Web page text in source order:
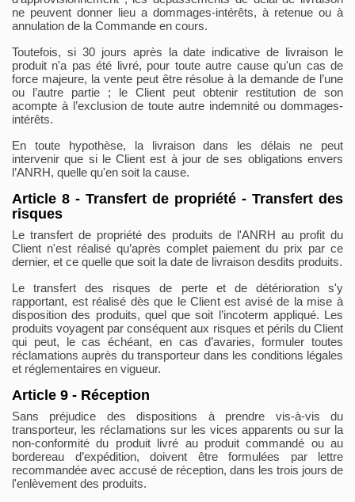
ne peuvent donner lieu a dommages-intérêts, à retenue ou à
annulation de la Commande en cours.
Toutefois, si 30 jours après la date indicative de livraison le
produit n'a pas été livré, pour toute autre cause qu'un cas de
force majeure, la vente peut être résolue à la demande de l’une
ou l’autre partie ; le Client peut obtenir restitution de son
acompte à l’exclusion de toute autre indemnité ou dommages-
intérêts.
En toute hypothèse, la livraison dans les délais ne peut
intervenir que si le Client est à jour de ses obligations envers
l’ANRH, quelle qu'en soit la cause.
Article 8 - Transfert de propriété - Transfert des
risques
Le transfert de propriété des produits de l'ANRH au profit du
Client n'est réalisé qu’après complet paiement du prix par ce
dernier, et ce quelle que soit la date de livraison desdits produits.
Le transfert des risques de perte et de détérioration s'y
rapportant, est réalisé dès que le Client est avisé de la mise à
disposition des produits, quel que soit l’incoterm appliqué. Les
produits voyagent par conséquent aux risques et périls du Client
qui peut, le cas échéant, en cas d’avaries, formuler toutes
réclamations auprès du transporteur dans les conditions légales
et réglementaires en vigueur.
Article 9 - Réception
Sans préjudice des dispositions à prendre vis-à-vis du
transporteur, les réclamations sur les vices apparents ou sur la
non-conformité du produit livré au produit commandé ou au
bordereau d’expédition, doivent être formulées par lettre
recommandée avec accusé de réception, dans les trois jours de
l'enlèvement des produits.